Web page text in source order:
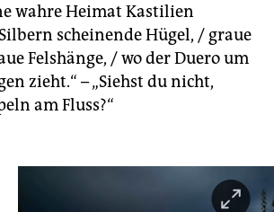
wahre Heimat Kastilien
scheinende Hügel, / graue
Felshänge, / wo der Duero um
zieht.“ – „Siehst du nicht,
am Fluss?“